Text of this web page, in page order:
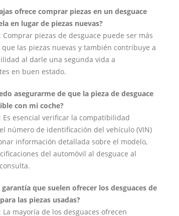
ofrece comprar piezas en un desguace
en lugar de piezas nuevas?
Comprar piezas de desguace puede ser más
que las piezas nuevas y también contribuye a
al darle una segunda vida a
en buen estado.
asegurarme de que la pieza de desguace
con mi coche?
Es esencial verificar la compatibilidad
número de identificación del vehículo (VIN)
información detallada sobre el modelo,
del automóvil al desguace al
garantía que suelen ofrecer los desguaces de
las piezas usadas?
La mayoría de los desguaces ofrecen